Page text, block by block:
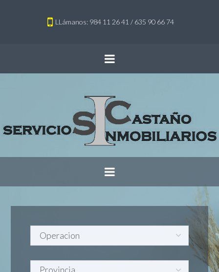
LLámanos: 984 11 26 41 / 635 90 66 74